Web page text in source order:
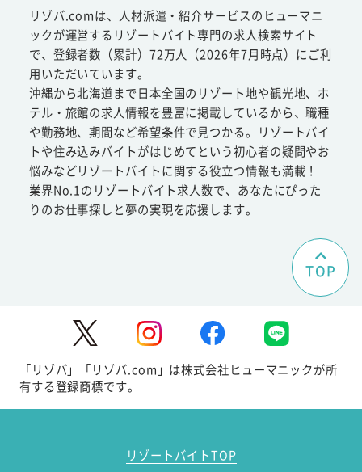
リゾバ.comは、人材派遣・紹介サービスのヒューマニ
ックが運営するリゾートバイト専門の求人検索サイト
で、登録者数（累計）72万人（2026年7月時点）にご利
用いただいています。
沖縄から北海道まで日本全国のリゾート地や観光地、ホ
テル・旅館の求人情報を豊富に掲載しているから、職種
や勤務地、期間など希望条件で見つかる。リゾートバイ
トや住み込みバイトがはじめてという初心者の疑問やお
悩みなどリゾートバイトに関する役立つ情報も満載！
業界No.1のリゾートバイト求人数で、あなたにぴった
りのお仕事探しと夢の実現を応援します。
TOP
「リゾバ」「リゾバ.com」は株式会社ヒューマニックが所
有する登録商標です。
リゾートバイトTOP